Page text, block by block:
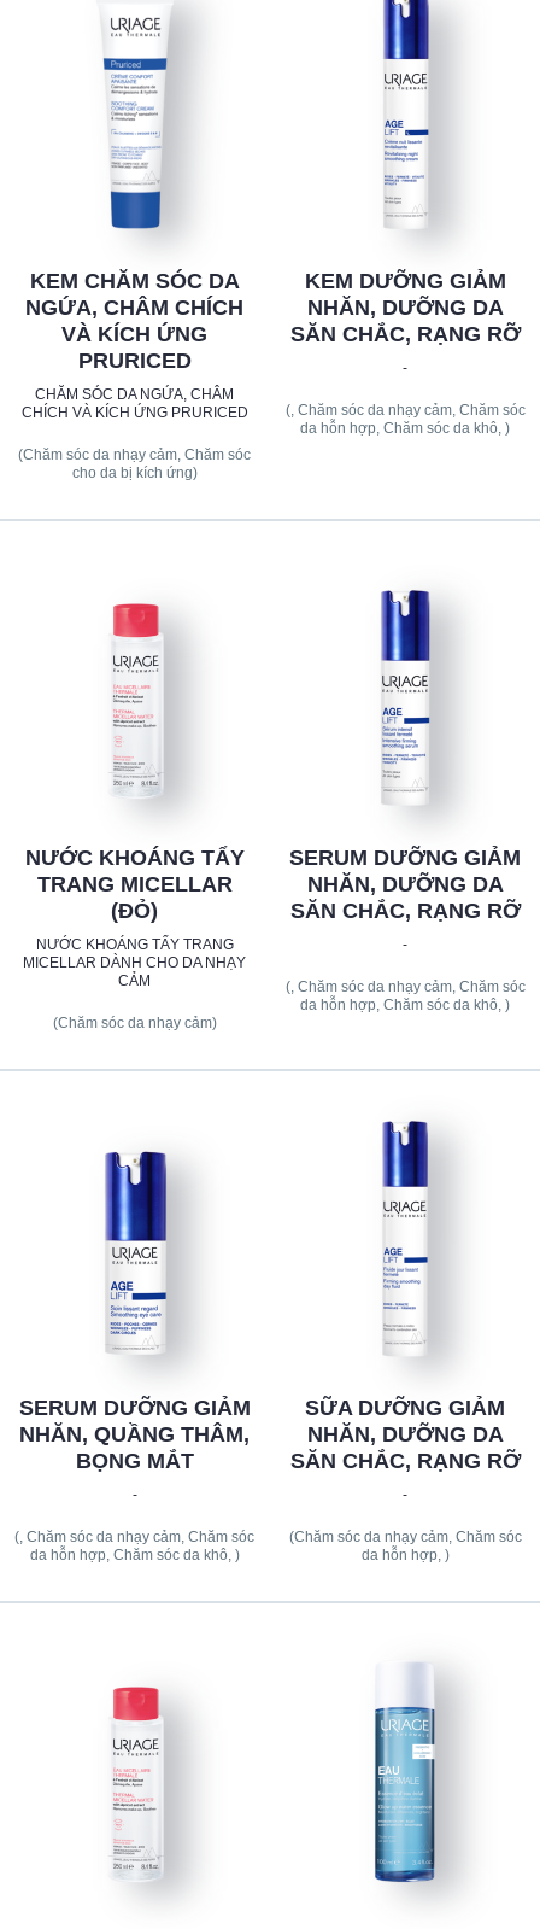
KEM CHĂM SÓC DA
NGỨA, CHÂM CHÍCH
VÀ KÍCH ỨNG
PRURICED
CHĂM SÓC DA NGỨA, CHÂM
CHÍCH VÀ KÍCH ỨNG PRURICED
(Chăm sóc da nhạy cảm, Chăm sóc
cho da bị kích ứng)
KEM DƯỠNG GIẢM
NHĂN, DƯỠNG DA
SĂN CHẮC, RẠNG RỠ
-
(, Chăm sóc da nhạy cảm, Chăm sóc
da hỗn hợp, Chăm sóc da khô, )
NƯỚC KHOÁNG TẨY
TRANG MICELLAR
(ĐỎ)
NƯỚC KHOÁNG TẨY TRANG
MICELLAR DÀNH CHO DA NHẠY
CẢM
(Chăm sóc da nhạy cảm)
SERUM DƯỠNG GIẢM
NHĂN, DƯỠNG DA
SĂN CHẮC, RẠNG RỠ
-
(, Chăm sóc da nhạy cảm, Chăm sóc
da hỗn hợp, Chăm sóc da khô, )
SERUM DƯỠNG GIẢM
NHĂN, QUẦNG THÂM,
BỌNG MẮT
-
(, Chăm sóc da nhạy cảm, Chăm sóc
da hỗn hợp, Chăm sóc da khô, )
SỮA DƯỠNG GIẢM
NHĂN, DƯỠNG DA
SĂN CHẮC, RẠNG RỠ
-
(Chăm sóc da nhạy cảm, Chăm sóc
da hỗn hợp, )